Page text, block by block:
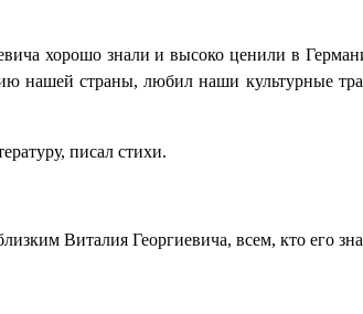
хорошо знали и высоко ценили в
нашей страны, любил наши культурные
писал стихи.
Виталия Георгиевича, всем, кто его